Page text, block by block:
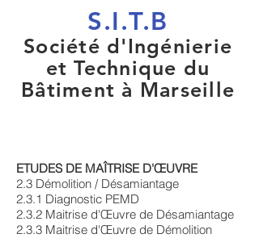
S.I.T.B
Société d'Ingénierie
et Technique du
Bâtiment à Marseille
ETUDES DE MAÎTRISE D'ŒUVRE
2.3 Démolition / Désamiantage
2.3.1 Diagnostic PEMD
2.3.2 Maitrise d'Œuvre de Désamiantage
2.3.3 Maitrise d'Œuvre de Démolition